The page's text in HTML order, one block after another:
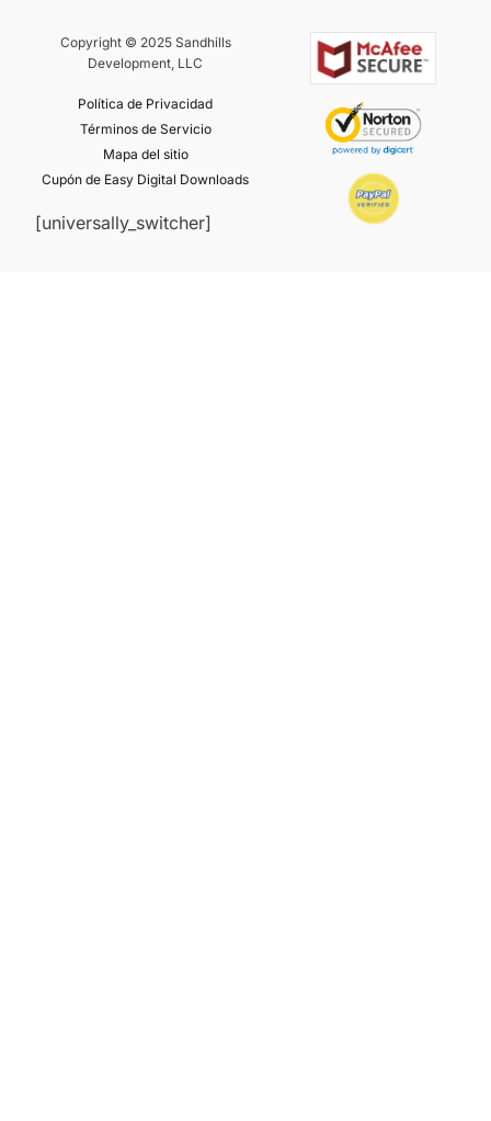
Copyright © 2025 Sandhills
Development, LLC
Política de Privacidad
Términos de Servicio
Mapa del sitio
Cupón de Easy Digital Downloads
[universally_switcher]